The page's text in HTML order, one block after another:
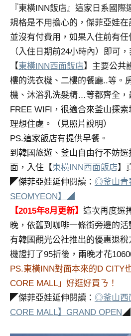
表
會
及
活
動
主
持、
學
校
企
業
講
座、
落
客
及
旅
遊
誌
專
欄、
觀
光
合
『東橫INN飯店』這家日系國
規格是不用擔心的，傑菲亞娃
並沒有付費用，如果入住前有
（入住日期前24小時內） 即可，
【東橫INN西面飯店】主要公共
樓的洗衣機、二樓的餐廳..等。
機、沐浴乳洗髮精…等都齊全，
FREE WIFI，很適合來釜山探
理想住處。（見照片說明）
PS.這家飯店有提供早餐。
到韓國旅遊、釜山自由行不妨
面，入住【東橫INN西面飯店】
◤傑菲亞娃延伸閱讀： ◎釜山青
SEOMYEON】◢
【2015年8月更新】 這次再度選
晚，依舊到咖啡一條街旁邊的
有韓國觀光公社推出的優惠退
機證打了95折後，兩晚才花
PS.東橫INN對面本來的D CITY
CORE MALL」好逛好買ㄋ！
◤傑菲亞娃延伸閱讀： ◎釜山西
CORE MALL】GRAND OPEN◢